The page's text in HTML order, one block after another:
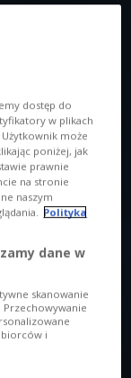
00:00
się przy
O tym:
dostęp do
w plikach
może
poniżej, jak
prawnie
na stronie
naszym
Polityka
dane w
skanowanie
i